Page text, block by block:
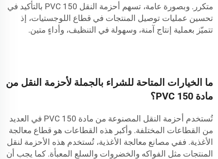
متكرر. وبصورة عامة، تسهم أحزمة النقل PVC 150 بالتأكيد في
تحسين عمليات توصيل المنتجات في قطاع اللوجستيات، إذ
تتميّز بعملية إنتاج آمنة، وسهولة في التنظيف، وأداءٍ متين.
ما الخيارات المتاحة للشراء بالجملة لأحزمة النقل من
مادة PVC 150؟
تُستخدم أحزمة النقل المصنوعة من مادة PVC 150 في العديد
من القطاعات المختلفة. وأكبر هذه القطاعات هو قطاع معالجة
الأغذية. ففي مصانع معالجة الأغذية، تُستخدم هذه الأحزمة لنقل
المنتجات مثل الفواكه والخضروات والسلع المعبأة. كما يجب أن